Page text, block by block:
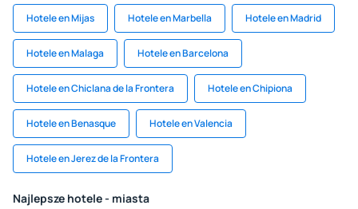
Hotele en Mijas Hotele en Marbella Hotele en Madrid
Hotele en Malaga Hotele en Barcelona
Hotele en Chiclana de la Frontera Hotele en Chipiona
Hotele en Benasque Hotele en Valencia
Hotele en Jerez de la Frontera
Najlepsze hotele - miasta